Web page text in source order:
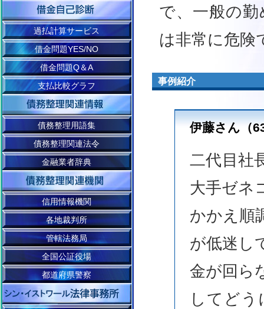
で、一般の
は非常に危険
事例紹介
伊藤さん（
二代目社
大手ゼネ
かかえ順
が低迷し
金が回ら
してど
過払計算サービス
借金問題YES/NO
借金問題Q＆A
支払比較グラフ
債務整理用語集
債務整理関連法令
金融業者辞典
信用情報機関
各地裁判所
管轄法務局
全国公証役場
都道府県警察